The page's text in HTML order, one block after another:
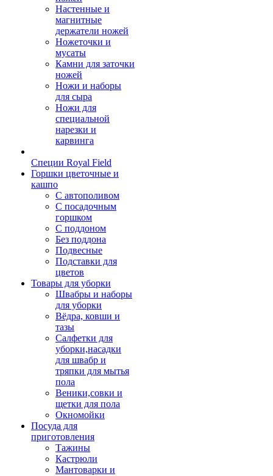
Настенные и
магнитные
держатели ножей
Ножеточки и
мусаты
Камни для заточки
ножей
Ножи и наборы
для сыра
Ножи для
специальной
нарезки и
карвинга
Специи Royal Field
Горшки цветочные и
кашпо
С автополивом
С посадочным
горшком
С поддоном
Без поддона
Подвесные
Подставки для
цветов
Товары для уборки
Швабры и наборы
для уборки
Вёдра, ковши и
тазы
Салфетки для
уборки,насадки
для швабр и
тряпки для мытья
пола
Веники,совки и
щетки для пола
Окномойки
Посуда для
приготовления
Тажины
Кастрюли
Мантоварки и